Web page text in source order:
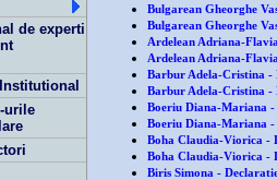
de experti
urile
Bulgarean Gheorghe
Bulgarean Gheorghe
Ardelean Adriana-
Ardelean Adriana-
Barbur Adela-Cristina -
Barbur Adela-Cristina -
Boeriu Diana-Mariana -
Boeriu Diana-Mariana -
Boha Claudia-Viorica -
Boha Claudia-Viorica -
Biris Simona -